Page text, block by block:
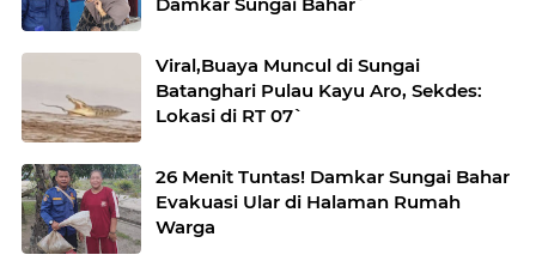
Viral,Buaya Muncul di Sungai
Batanghari Pulau Kayu Aro, Sekdes:
Lokasi di RT 07`
26 Menit Tuntas! Damkar Sungai Bahar
Evakuasi Ular di Halaman Rumah
Warga